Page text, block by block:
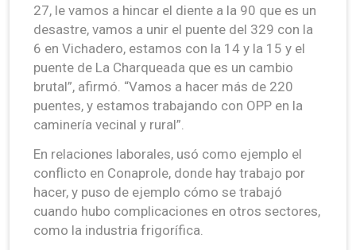
27, le vamos a hincar el diente a la 90 que es un
desastre, vamos a unir el puente del 329 con la
6 en Vichadero, estamos con la 14 y la 15 y el
puente de La Charqueada que es un cambio
brutal”, afirmó. “Vamos a hacer más de 220
puentes, y estamos trabajando con OPP en la
caminería vecinal y rural”.
En relaciones laborales, usó como ejemplo el
conflicto en Conaprole, donde hay trabajo por
hacer, y puso de ejemplo cómo se trabajó
cuando hubo complicaciones en otros sectores,
como la industria frigorífica.